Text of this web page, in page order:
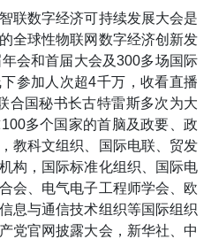
联数字经济可持续发展大会是
全球性物联网数字经济创新发
会和首届大会及300多场国际
参加人次超4千万，收看直播
合国秘书长古特雷斯多次为大
多个国家的首脑及政要、政
教科文组织、国际电联、贸发
构，国际标准化组织、国际电
会、电气电子工程师学会、欧
息与通信技术组织等国际组织
党官网披露大会，新华社、中